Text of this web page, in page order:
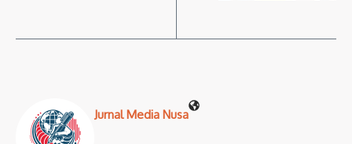
Jurnal Media Nusa